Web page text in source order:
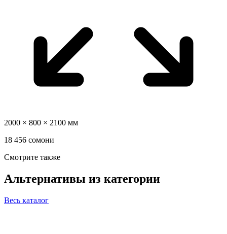
2000 × 800 × 2100 мм
18 456 сомони
Смотрите также
Альтернативы из категории
Весь каталог